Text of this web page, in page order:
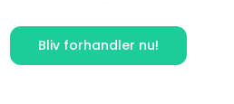
Bliv forhandler nu!